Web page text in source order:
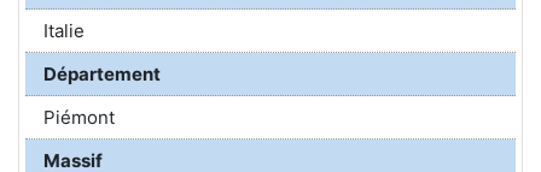
Italie
Département
Piémont
Massif